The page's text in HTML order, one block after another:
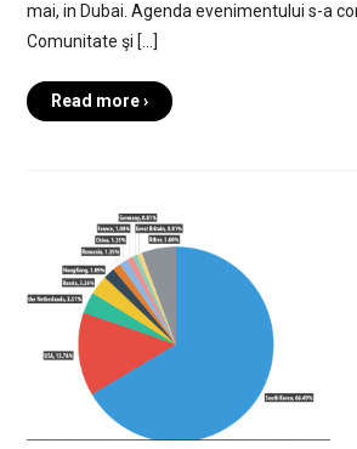
mai, in Dubai. Agenda evenimentului s-a
Comunitate şi […]
Read more ›